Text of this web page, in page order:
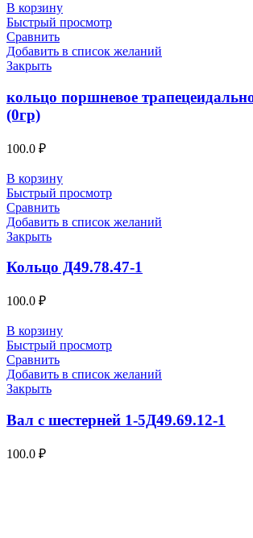
В корзину
Быстрый просмотр
Сравнить
Добавить в список желаний
Закрыть
кольцо поршневое
(0гр)
100.0 ₽
В корзину
Быстрый просмотр
Сравнить
Добавить в список желаний
Закрыть
Кольцо Д49.78.47-1
100.0 ₽
В корзину
Быстрый просмотр
Сравнить
Добавить в список желаний
Закрыть
Вал с шестерней 1-5Д49.69.12-1
100.0 ₽